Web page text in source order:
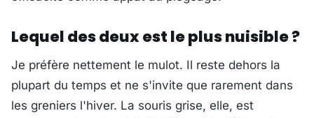
Lequel des deux est le plus nuisible ?
Je préfère nettement le mulot. Il reste dehors la
plupart du temps et ne s'invite que rarement dans
les greniers l'hiver. La souris grise, elle, est